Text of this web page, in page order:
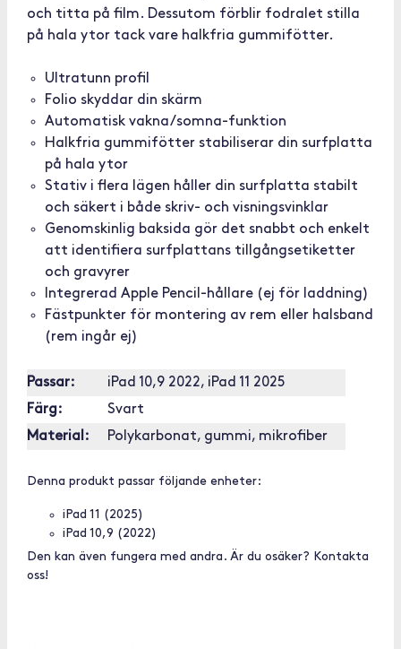
och titta på film. Dessutom förblir fodralet stilla
på hala ytor tack vare halkfria gummifötter.
Ultratunn profil
Folio skyddar din skärm
Automatisk vakna/somna-funktion
Halkfria gummifötter stabiliserar din surfplatta
på hala ytor
Stativ i flera lägen håller din surfplatta stabilt
och säkert i både skriv- och visningsvinklar
Genomskinlig baksida gör det snabbt och enkelt
att identifiera surfplattans tillgångsetiketter
och gravyrer
Integrerad Apple Pencil-hållare (ej för laddning)
Fästpunkter för montering av rem eller halsband
(rem ingår ej)
Passar:
iPad 10,9 2022, iPad 11 2025
Färg:
Svart
Material:
Polykarbonat, gummi, mikrofiber
Denna produkt passar följande enheter:
iPad 11 (2025)
iPad 10,9 (2022)
Den kan även fungera med andra. Är du osäker? Kontakta
oss!